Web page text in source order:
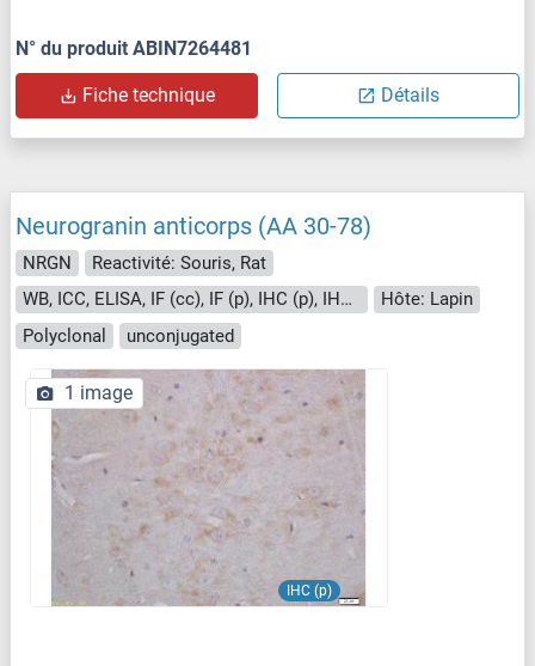
N° du produit ABIN7264481
Fiche technique Détails
Neurogranin anticorps (AA 30-78)
NRGN
Reactivité: Souris, Rat
WB, ICC, ELISA, IF (cc), IF (p), IHC (p), IHC (fro)
Hôte: Lapin
Polyclonal
unconjugated
IHC (p)
1 image